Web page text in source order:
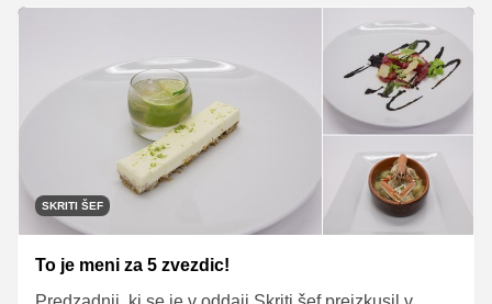
namreč po osnovni izobrazbi kuhar. Prisega na zdrave
jedi, pri kuhanju uporablja veliko zelenjave, njegovi
najljubši začimbi pa sta poper in sol.
SKRITI ŠEF
To je meni za 5 zvezdic!